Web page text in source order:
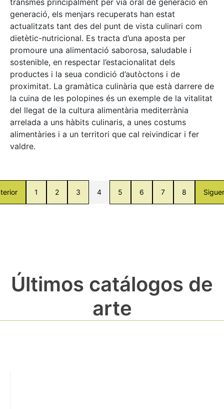
generació, els menjars recuperats han estat
actualitzats tant des del punt de vista culinari com
dietètic-nutricional. Es tracta d’una aposta per
promoure una alimentació saborosa, saludable i
sostenible, en respectar l’estacionalitat dels
productes i la seua condició d’autòctons i de
proximitat. La gramàtica culinària que està darrere de
la cuina de les polopines és un exemple de la vitalitat
del llegat de la cultura alimentària mediterrània
arrelada a uns hàbits culinaris, a unes costums
alimentàries i a un territori que cal reivindicar i fer
valdre.
1 2 3 4 5 6 7 8
Últimos catálogos de
arte